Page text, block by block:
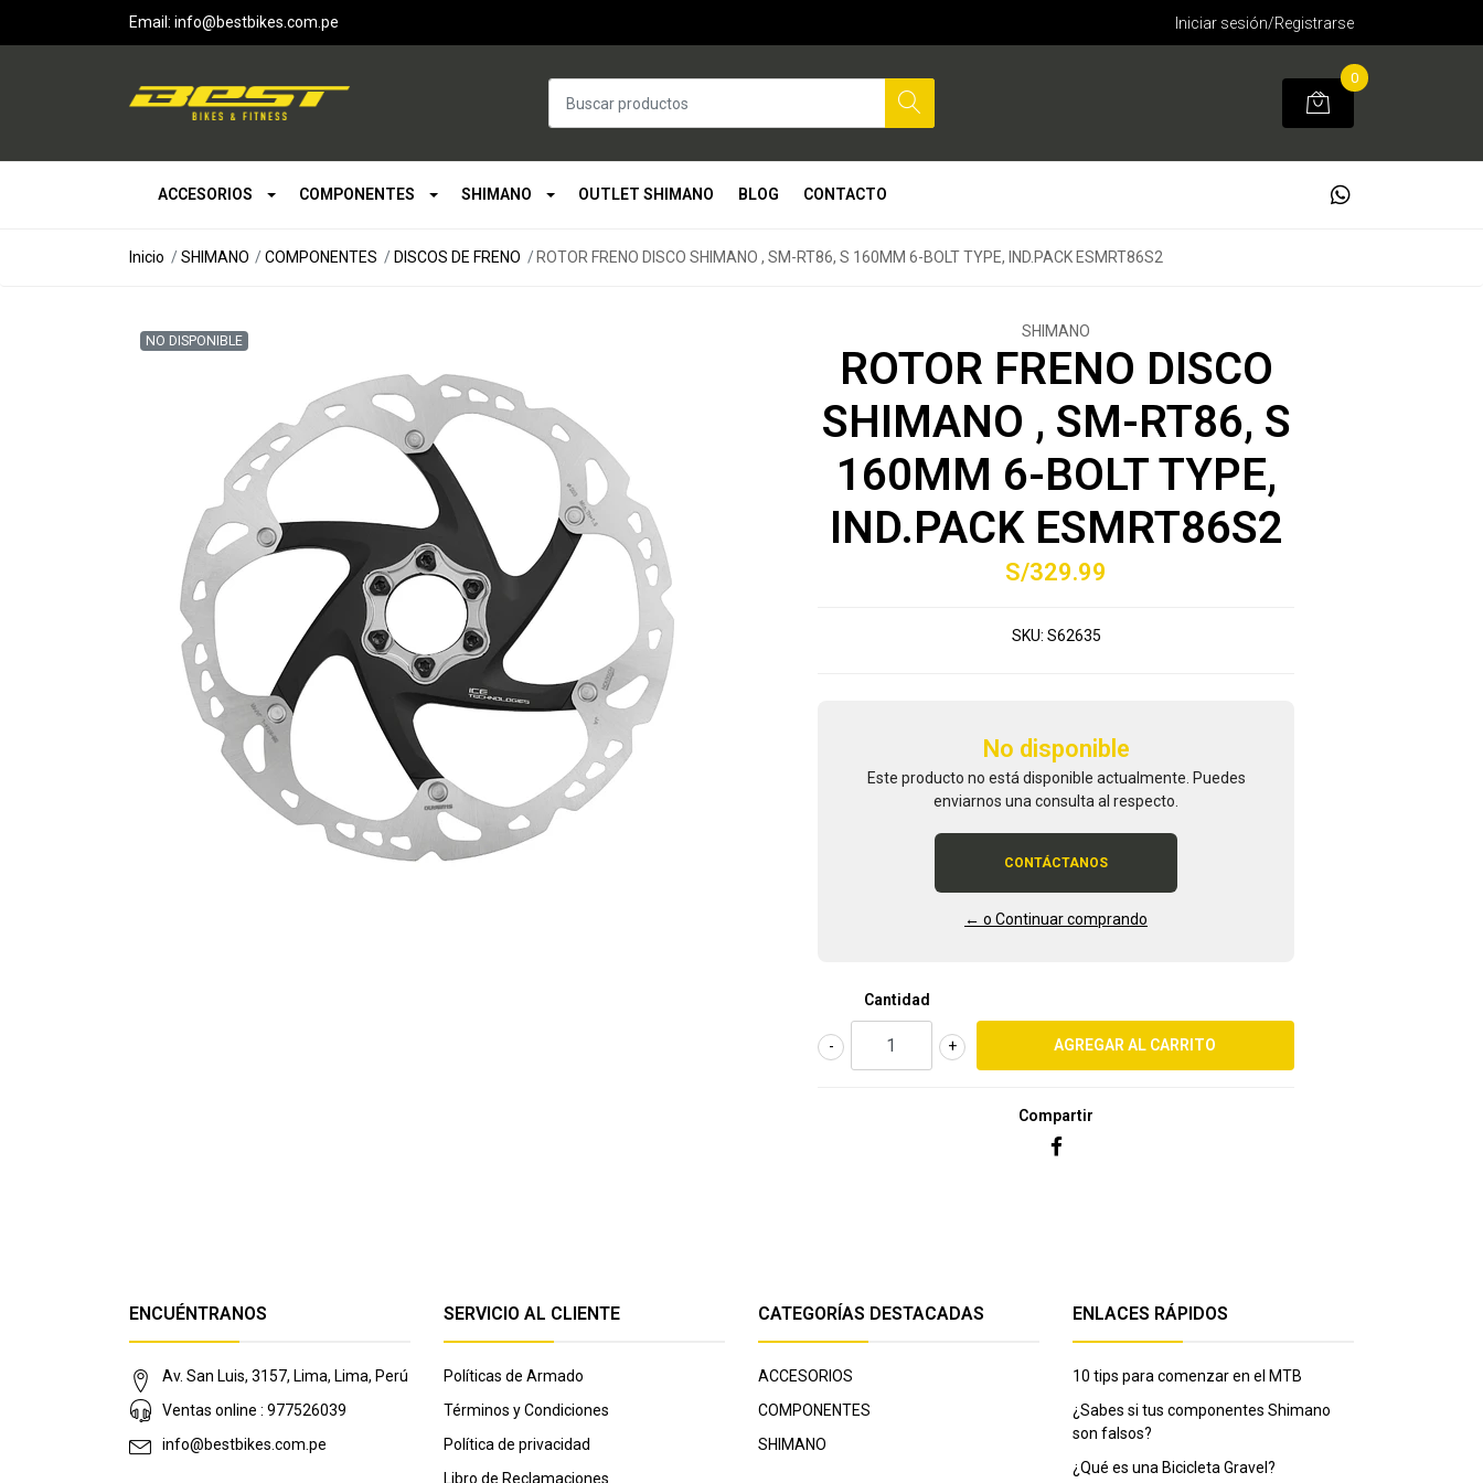
Email: info@bestbikes.com.pe Iniciar sesión/Registrarse
0
ACCESORIOS COMPONENTES SHIMANO OUTLET SHIMANO BLOG CONTACTO
Inicio SHIMANO COMPONENTES DISCOS DE FRENO ROTOR FRENO DISCO SHIMANO , SM-RT86, S 160MM 6-BOLT TYPE, IND.PACK ESMRT86S2
NO DISPONIBLE
SHIMANO
ROTOR FRENO DISCO
SHIMANO , SM-RT86, S
160MM 6-BOLT TYPE,
IND.PACK ESMRT86S2
S/329.99
SKU: S62635
No disponible
Este producto no está disponible actualmente. Puedes
enviarnos una consulta al respecto.
CONTÁCTANOS
← o Continuar comprando
Cantidad
+
-
Compartir
ENCUÉNTRANOS
Av. San Luis, 3157, Lima, Lima, Perú
Ventas online : 977526039
info@bestbikes.com.pe
SERVICIO AL CLIENTE
Políticas de Armado
Términos y Condiciones
Política de privacidad
Libro de Reclamaciones
CATEGORÍAS DESTACADAS
ACCESORIOS
COMPONENTES
SHIMANO
ENLACES RÁPIDOS
10 tips para comenzar en el MTB
¿Sabes si tus componentes Shimano
son falsos?
¿Qué es una Bicicleta Gravel?